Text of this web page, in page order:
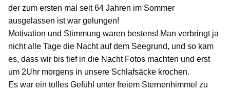
der zum ersten mal seit 64 Jahren im Sommer
ausgelassen ist war gelungen!
Motivation und Stimmung waren bestens! Man verbringt ja
nicht alle Tage die Nacht auf dem Seegrund, und so kam
es, dass wir bis tief in die Nacht Fotos machten und erst
um 2Uhr morgens in unsere Schlafsäcke krochen.
Es war ein tolles Gefühl unter freiem Sternenhimmel zu